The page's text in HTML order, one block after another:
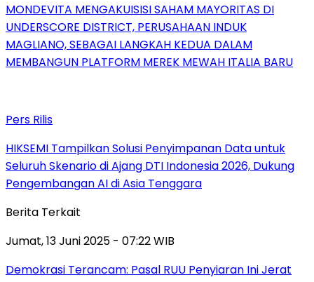
MONDEVITA MENGAKUISISI SAHAM MAYORITAS DI
UNDERSCORE DISTRICT, PERUSAHAAN INDUK
MAGLIANO, SEBAGAI LANGKAH KEDUA DALAM
MEMBANGUN PLATFORM MEREK MEWAH ITALIA BARU
Pers Rilis
HIKSEMI Tampilkan Solusi Penyimpanan Data untuk
Seluruh Skenario di Ajang DTI Indonesia 2026, Dukung
Pengembangan AI di Asia Tenggara
Berita Terkait
Jumat, 13 Juni 2025 - 07:22 WIB
Demokrasi Terancam: Pasal RUU Penyiaran Ini Jerat